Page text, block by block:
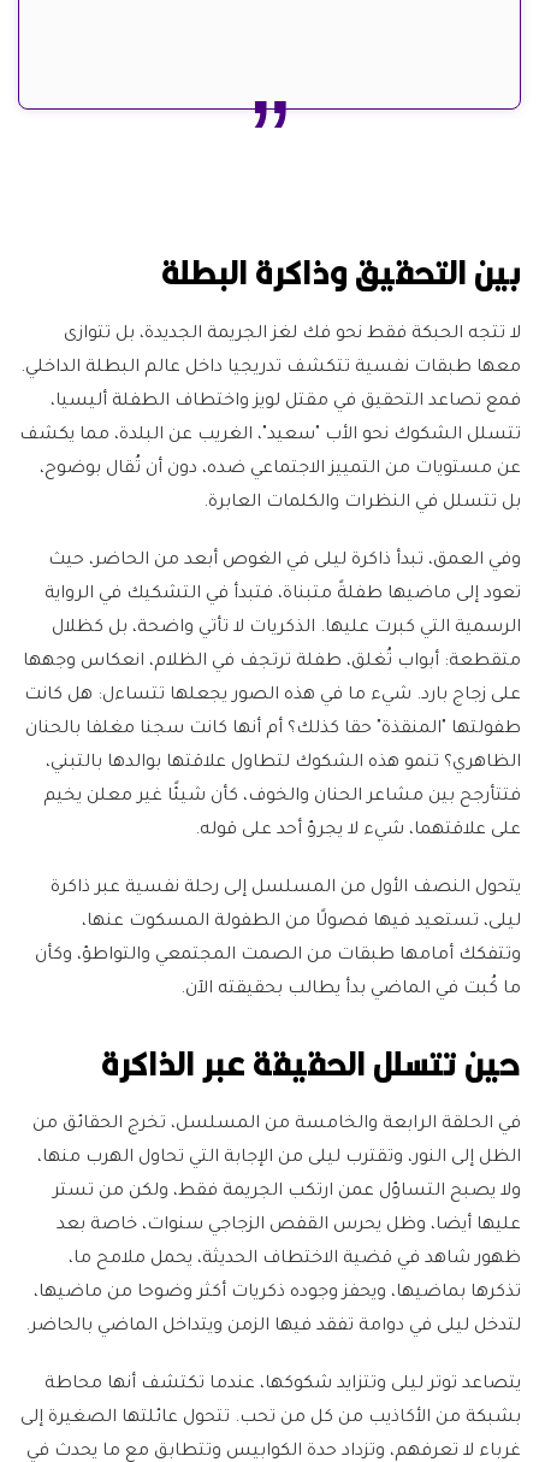
بين التحقيق وذاكرة البطلة
لا تتجه الحبكة فقط نحو فك لغز الجريمة الجديدة، بل تتوازى
معها طبقات نفسية تتكشف تدريجيا داخل عالم البطلة الداخلي.
فمع تصاعد التحقيق في مقتل لويز واختطاف الطفلة أليسيا،
تتسلل الشكوك نحو الأب "سعيد"، الغريب عن البلدة، مما يكشف
عن مستويات من التمييز الاجتماعي ضده، دون أن تُقال بوضوح،
بل تتسلل في النظرات والكلمات العابرة.
وفي العمق، تبدأ ذاكرة ليلى في الغوص أبعد من الحاضر، حيث
تعود إلى ماضيها طفلةً متبناة، فتبدأ في التشكيك في الرواية
الرسمية التي كبرت عليها. الذكريات لا تأتي واضحة، بل كظلال
متقطعة: أبواب تُغلق، طفلة ترتجف في الظلام، انعكاس وجهها
على زجاج بارد. شيء ما في هذه الصور يجعلها تتساءل: هل كانت
طفولتها "المنقذة" حقا كذلك؟ أم أنها كانت سجنا مغلفا بالحنان
الظاهري؟ تنمو هذه الشكوك لتطاول علاقتها بوالدها بالتبني،
فتتأرجح بين مشاعر الحنان والخوف، كأن شيئًا غير معلن يخيم
على علاقتهما، شيء لا يجرؤ أحد على قوله.
يتحول النصف الأول من المسلسل إلى رحلة نفسية عبر ذاكرة
ليلى، تستعيد فيها فصولًا من الطفولة المسكوت عنها،
وتتفكك أمامها طبقات من الصمت المجتمعي والتواطؤ، وكأن
ما كُبت في الماضي بدأ يطالب بحقيقته الآن.
حين تتسلل الحقيقة عبر الذاكرة
في الحلقة الرابعة والخامسة من المسلسل، تخرج الحقائق من
الظل إلى النور، وتقترب ليلى من الإجابة التي تحاول الهرب منها،
ولا يصبح التساؤل عمن ارتكب الجريمة فقط، ولكن من تستر
عليها أيضا، وظل يحرس القفص الزجاجي سنوات، خاصة بعد
ظهور شاهد في قضية الاختطاف الحديثة، يحمل ملامح ما،
تذكرها بماضيها، ويحفز وجوده ذكريات أكثر وضوحا من ماضيها،
لتدخل ليلى في دوامة تفقد فيها الزمن ويتداخل الماضي بالحاضر.
يتصاعد توتر ليلى وتتزايد شكوكها، عندما تكتشف أنها محاطة
بشبكة من الأكاذيب من كل من تحب. تتحول عائلتها الصغيرة إلى
غرباء لا تعرفهم، وتزداد حدة الكوابيس وتتطابق مع ما يحدث في